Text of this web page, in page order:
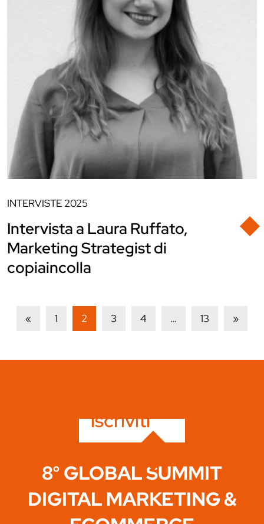
INTERVISTE 2025
Intervista a Laura Ruffato,
Marketing Strategist di
copiaincolla
« 1 2 3 4 … 13 »
iscriviti
8° GLOBAL SUMMIT
DIGITAL MARKETING &